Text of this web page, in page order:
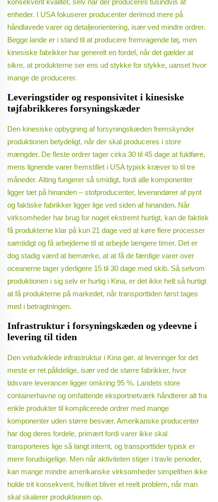
konsekvent kvalitet, selv når der produceres tusindvis af
enheder. I USA fokuserer producenter derimod mere på
håndlavede varer og detaljeorientering, især ved mindre ordrer.
Begge lande er i stand til at producere fremragende tøj, men
kinesiske fabrikker har generelt en fordel, når det gælder at
sikre, at produkterne ser ens ud stykke for stykke, uanset hvor
mange de producerer.
Leveringstider og responsivitet i kinesiske
tøjfabrikkeres forsyningskæder
Den kinesiske opbygning af forsyningskæden fremskynder
produktionen betydeligt, når der skal produceres i store
mængder. De fleste ordrer tager cirka 30 til 45 dage at fuldføre,
mens lignende varer fremstillet i USA typisk kræver to til tre
måneder. Alting fungerer så smidigt, fordi alle komponenter
ligger tæt på hinanden – stofproducenter, leverandører af pynt
og faktiske fabrikker ligger lige ved siden af hinanden. Når
virksomheder har brug for noget ekstremt hurtigt, kan de faktisk
få produkterne klar på kun 21 dage ved at køre flere processer
samtidigt og få arbejderne til at arbejde længere timer. Det er
dog stadig værd at bemærke, at at få de færdige varer over
oceanerne tager yderligere 15 til 30 dage med skib. Så selvom
produktionen i sig selv er hurtig i Kina, er det ikke helt så hurtigt
at få produkterne på markedet, når transporttiden først tages
med i betragtningen.
Infrastruktur i forsyningskæden og ydeevne i
levering til tiden
Den veludviklede infrastruktur i Kina gør, at leveringer for det
meste er ret pålidelige, især ved de større fabrikker, hvor
tidsvare leverancer ligger omkring 95 %. Landets store
containerhavne og omfattende eksportnetværk håndterer alt fra
enkle produkter til komplicerede ordrer med mange
komponenter uden større besvær. Amerikanske producenter
har dog deres fordele, primært fordi varer ikke skal
transporteres lige så langt internt, og transporttider typisk er
mere forudsigelige. Men når aktiviteten stiger i travle perioder,
kan mange mindre amerikanske virksomheder simpelthen ikke
holde trit konsekvent, hvilket bliver et reelt problem, når man
skal skalerer produktionen op.